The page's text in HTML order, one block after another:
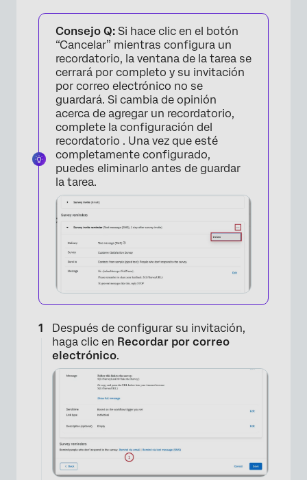
Consejo Q: Si hace clic en el botón
“Cancelar” mientras configura un
recordatorio, la ventana de la tarea se
cerrará por completo y su invitación
por correo electrónico no se
guardará. Si cambia de opinión
acerca de agregar un recordatorio,
complete la configuración del
recordatorio . Una vez que esté
completamente configurado,
puedes eliminarlo antes de guardar
la tarea.
Después de configurar su invitación,
haga clic en Recordar por correo
electrónico.